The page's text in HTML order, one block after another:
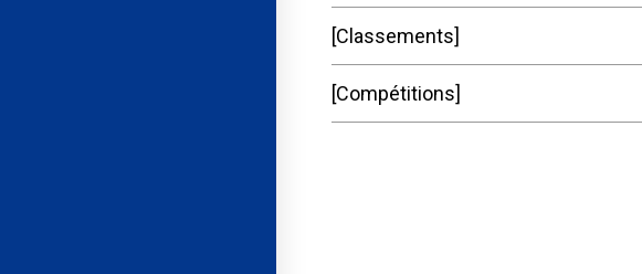
Classements
Compétitions